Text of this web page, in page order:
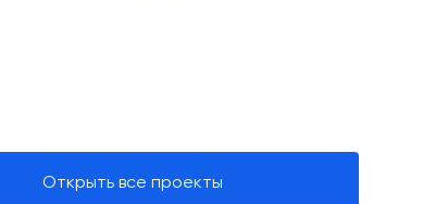
Открыть все проекты